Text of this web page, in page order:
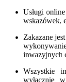
Usługi
wskazówek,
Zakazane
inwazyjnych
Wszystkie
wyłącznie